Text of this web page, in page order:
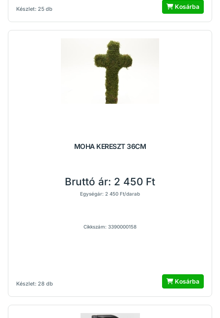
Készlet: 25 db Kosárba
MOHA KERESZT 36CM
Készlet: 28 db
Bruttó ár: 2 450 Ft
Egységár: 2 450 Ft/darab
Cikkszám: 3390000158
Kosárba